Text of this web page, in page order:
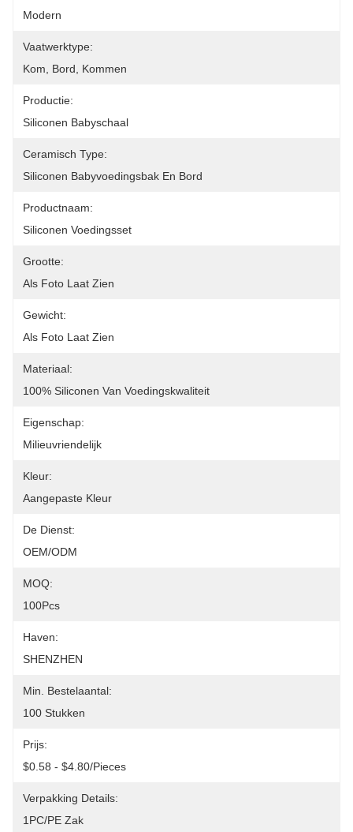
Modern
Vaatwerktype:
Kom, Bord, Kommen
Productie:
Siliconen Babyschaal
Ceramisch Type:
Siliconen Babyvoedingsbak En Bord
Productnaam:
Siliconen Voedingsset
Grootte:
Als Foto Laat Zien
Gewicht:
Als Foto Laat Zien
Materiaal:
100% Siliconen Van Voedingskwaliteit
Eigenschap:
Milieuvriendelijk
Kleur:
Aangepaste Kleur
De Dienst:
OEM/ODM
MOQ:
100Pcs
Haven:
SHENZHEN
Min. Bestelaantal:
100 Stukken
Prijs:
$0.58 - $4.80/pieces
Verpakking Details:
1PC/PE Zak